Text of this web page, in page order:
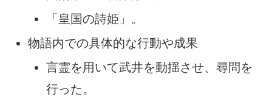
「皇国の詩姫」。
物語内での具体的な行動や成果
言霊を用いて武井を動揺させ、尋問を
行った。